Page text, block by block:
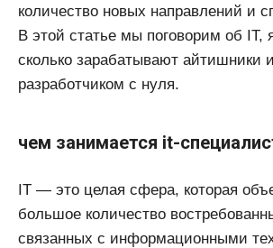
количество новых направлений и
В этой статье мы поговорим об IT,
сколько зарабатывают айтишники и
разработчиком с нуля.
чем занимается it-
IT — это целая сфера, которая
большое количество
связанных с информационными